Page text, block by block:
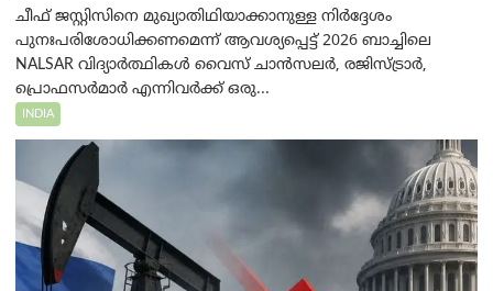
ചീഫ് ജസ്റ്റിസിനെ മുഖ്യാതിഥിയാക്കാനുള്ള നിർദ്ദേശം
പുനഃപരിശോധിക്കണമെന്ന് ആവശ്യപ്പെട്ട് 2026 ബാച്ചിലെ
NALSAR വിദ്യാർത്ഥികൾ വൈസ് ചാൻസലർ, രജിസ്ട്രാർ,
പ്രൊഫസർമാർ എന്നിവർക്ക് ഒരു...
INDIA